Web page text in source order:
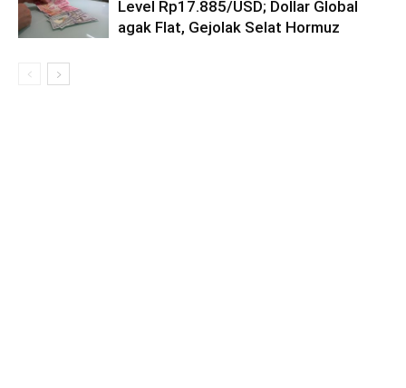
Level Rp17.885/USD; Dollar Global
agak Flat, Gejolak Selat Hormuz